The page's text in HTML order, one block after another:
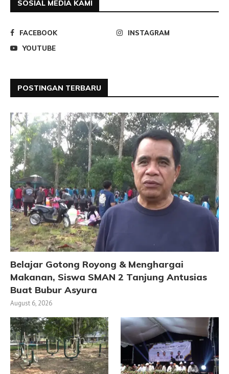
SOSIAL MEDIA KAMI
FACEBOOK
INSTAGRAM
YOUTUBE
POSTINGAN TERBARU
Belajar Gotong Royong & Menghargai
Makanan, Siswa SMAN 2 Tanjung Antusias
Buat Bubur Asyura
August 6, 2026